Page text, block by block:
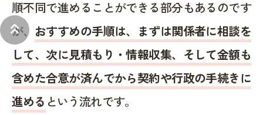
keyboard_double_arrow_up
順不同で進めることができる部分もあるのです
が、 おすすめの手順は、まずは関係者に相談を
して、次に見積もり・情報収集、そして金額も
含めた合意が済んでから契約や行政の手続きに
進める という流れです。